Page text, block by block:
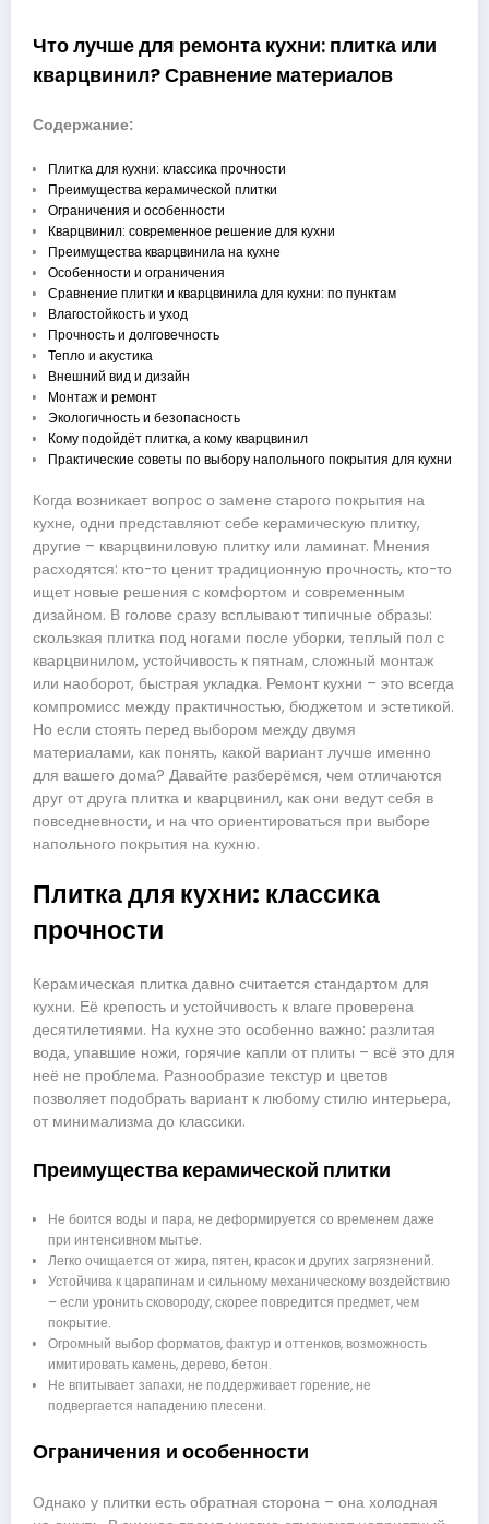
Что лучше для ремонта кухни: плитка или
кварцвинил? Сравнение материалов
Содержание:
Плитка для кухни: классика прочности
Преимущества керамической плитки
Ограничения и особенности
Кварцвинил: современное решение для кухни
Преимущества кварцвинила на кухне
Особенности и ограничения
Сравнение плитки и кварцвинила для кухни: по пунктам
Влагостойкость и уход
Прочность и долговечность
Тепло и акустика
Внешний вид и дизайн
Монтаж и ремонт
Экологичность и безопасность
Кому подойдёт плитка, а кому кварцвинил
Практические советы по выбору напольного покрытия для кухни
Когда возникает вопрос о замене старого покрытия на
кухне, одни представляют себе керамическую плитку,
другие – кварцвиниловую плитку или ламинат. Мнения
расходятся: кто-то ценит традиционную прочность, кто-то
ищет новые решения с комфортом и современным
дизайном. В голове сразу всплывают типичные образы:
скользкая плитка под ногами после уборки, теплый пол с
кварцвинилом, устойчивость к пятнам, сложный монтаж
или наоборот, быстрая укладка. Ремонт кухни – это всегда
компромисс между практичностью, бюджетом и эстетикой.
Но если стоять перед выбором между двумя
материалами, как понять, какой вариант лучше именно
для вашего дома? Давайте разберёмся, чем отличаются
друг от друга плитка и кварцвинил, как они ведут себя в
повседневности, и на что ориентироваться при выборе
напольного покрытия на кухню.
Плитка для кухни: классика
прочности
Керамическая плитка давно считается стандартом для
кухни. Её крепость и устойчивость к влаге проверена
десятилетиями. На кухне это особенно важно: разлитая
вода, упавшие ножи, горячие капли от плиты – всё это для
неё не проблема. Разнообразие текстур и цветов
позволяет подобрать вариант к любому стилю интерьера,
от минимализма до классики.
Преимущества керамической плитки
Не боится воды и пара, не деформируется со временем даже
при интенсивном мытье.
Легко очищается от жира, пятен, красок и других загрязнений.
Устойчива к царапинам и сильному механическому воздействию
– если уронить сковороду, скорее повредится предмет, чем
покрытие.
Огромный выбор форматов, фактур и оттенков, возможность
имитировать камень, дерево, бетон.
Не впитывает запахи, не поддерживает горение, не
подвергается нападению плесени.
Ограничения и особенности
Однако у плитки есть обратная сторона – она холодная